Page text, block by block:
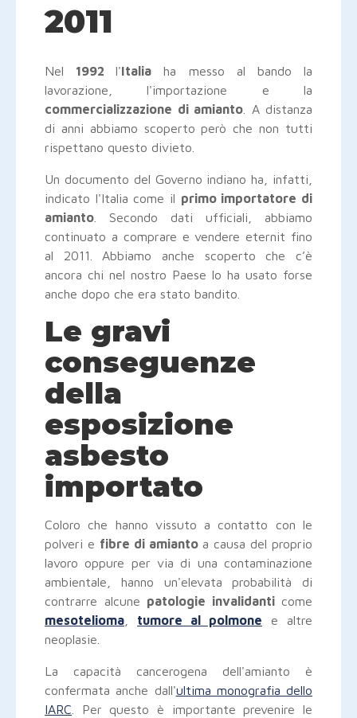
2011
Nel 1992l'Italia ha messo al bando la
lavorazione, l'importazione e la
commercializzazione di amianto . A distanza
di anni abbiamo scoperto però che non tutti
rispettano questo divieto.
Un documento del Governo indiano ha, infatti,
indicato l'Italia come il primo importatore di
amianto . Secondo dati ufficiali, abbiamo
continuato a comprare e vendere eternit fino
al 2011. Abbiamo anche scoperto che c’è
ancora chi nel nostro Paese lo ha usato forse
anche dopo che era stato bandito.
Le gravi
conseguenze
della
esposizione
asbesto
importato
Coloro che hanno vissuto a contatto con le
polveri e fibre di amiantoa causa del proprio
lavoro oppure per via di una contaminazione
ambientale, hanno un'elevata probabilità di
contrarre alcune patologie invalidanticome
mesotelioma
tumore al polmone e altre
neoplasie.
La capacità cancerogena dell'amianto è
confermata anche dall'ultima monografia dello
IARC . Per questo è importante prevenire le